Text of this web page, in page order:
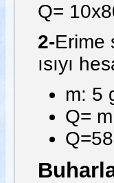
Q=
2-Erime
ısıyı
m: 5
Q=